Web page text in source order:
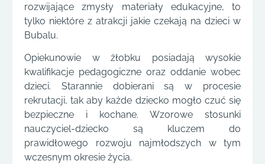
rozwijające zmysły materiały edukacyjne, to
tylko niektóre z atrakcji jakie czekają na dzieci w
Bubalu.
Opiekunowie w żłobku posiadają wysokie
kwalifikacje pedagogiczne oraz oddanie wobec
dzieci. Starannie dobierani są w procesie
rekrutacji, tak aby każde dziecko mogło czuć się
bezpieczne i kochane. Wzorowe stosunki
nauczyciel-dziecko są kluczem do
prawidłowego rozwoju najmłodszych w tym
wczesnym okresie życia.